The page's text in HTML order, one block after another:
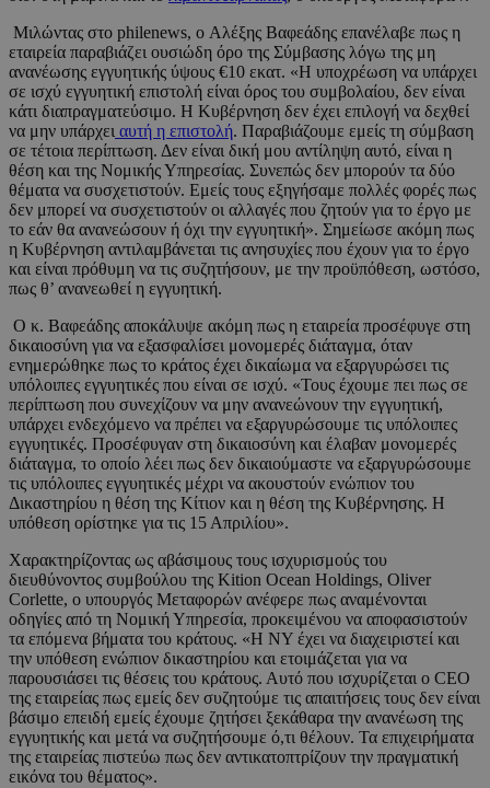
Μιλώντας στο philenews, o Αλέξης Βαφεάδης επανέλαβε πως η
εταιρεία παραβιάζει ουσιώδη όρο της Σύμβασης λόγω της μη
ανανέωσης εγγυητικής ύψους €10 εκατ. «Η υποχρέωση να υπάρχει
σε ισχύ εγγυητική επιστολή είναι όρος του συμβολαίου, δεν είναι
κάτι διαπραγματεύσιμο. Η Κυβέρνηση δεν έχει επιλογή να δεχθεί
να μην υπάρχει αυτή η επιστολή. Παραβιάζουμε εμείς τη σύμβαση
σε τέτοια περίπτωση. Δεν είναι δική μου αντίληψη αυτό, είναι η
θέση και της Νομικής Υπηρεσίας. Συνεπώς δεν μπορούν τα δύο
θέματα να συσχετιστούν. Εμείς τους εξηγήσαμε πολλές φορές πως
δεν μπορεί να συσχετιστούν οι αλλαγές που ζητούν για το έργο με
το εάν θα ανανεώσουν ή όχι την εγγυητική». Σημείωσε ακόμη πως
η Κυβέρνηση αντιλαμβάνεται τις ανησυχίες που έχουν για το έργο
και είναι πρόθυμη να τις συζητήσουν, με την προϋπόθεση, ωστόσο,
πως θ’ ανανεωθεί η εγγυητική.
Ο κ. Βαφεάδης αποκάλυψε ακόμη πως η εταιρεία προσέφυγε στη
δικαιοσύνη για να εξασφαλίσει μονομερές διάταγμα, όταν
ενημερώθηκε πως το κράτος έχει δικαίωμα να εξαργυρώσει τις
υπόλοιπες εγγυητικές που είναι σε ισχύ. «Τους έχουμε πει πως σε
περίπτωση που συνεχίζουν να μην ανανεώνουν την εγγυητική,
υπάρχει ενδεχόμενο να πρέπει να εξαργυρώσουμε τις υπόλοιπες
εγγυητικές. Προσέφυγαν στη δικαιοσύνη και έλαβαν μονομερές
διάταγμα, το οποίο λέει πως δεν δικαιούμαστε να εξαργυρώσουμε
τις υπόλοιπες εγγυητικές μέχρι να ακουστούν ενώπιον του
Δικαστηρίου η θέση της Κίτιον και η θέση της Κυβέρνησης. Η
υπόθεση ορίστηκε για τις 15 Απριλίου».
Χαρακτηρίζοντας ως αβάσιμους τους ισχυρισμούς του
διευθύνοντος συμβούλου της Kition Ocean Holdings, Oliver
Corlette, o υπουργός Μεταφορών ανέφερε πως αναμένονται
οδηγίες από τη Νομική Υπηρεσία, προκειμένου να αποφασιστούν
τα επόμενα βήματα του κράτους. «Η ΝΥ έχει να διαχειριστεί και
την υπόθεση ενώπιον δικαστηρίου και ετοιμάζεται για να
παρουσιάσει τις θέσεις του κράτους. Αυτό που ισχυρίζεται ο CEO
της εταιρείας πως εμείς δεν συζητούμε τις απαιτήσεις τους δεν είναι
βάσιμο επειδή εμείς έχουμε ζητήσει ξεκάθαρα την ανανέωση της
εγγυητικής και μετά να συζητήσουμε ό,τι θέλουν. Τα επιχειρήματα
της εταιρείας πιστεύω πως δεν αντικατοπτρίζουν την πραγματική
εικόνα του θέματος».